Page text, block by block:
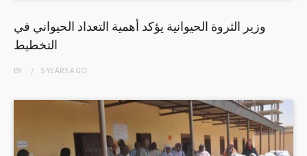
وزير الثروة الحيوانية يؤكد أهمية التعداد الحيواني في
التخطيط
BY 5 YEARSAGO